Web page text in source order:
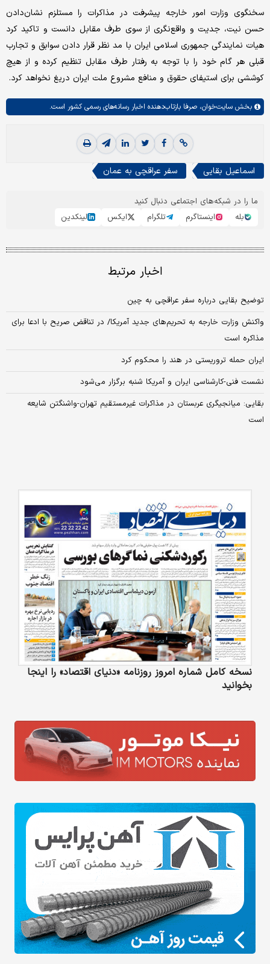
سخنگوی وزارت امور خارجه پیشرفت در مذاکرات را مستلزم نشان‌دادن
حسن نیت، جدیت و واقع‌نگری از سوی طرف مقابل دانست و تاکید کرد
هیات نمایندگی جمهوری اسلامی ایران با مد نظر قرار دادن سوابق و تجارب
قبلی هر گام خود را با توجه به رفتار طرف مقابل تنظیم کرده و از هیچ
کوششی برای استیفای حقوق و منافع مشروع ملت ایران دریغ نخواهد کرد.
بخش سایت‌خوان، صرفا بازتاب‌دهنده اخبار رسانه‌های رسمی کشور است.
اسماعیل بقایی سفر عراقچی به عمان
ما را در شبکه‌های اجتماعی دنبال کنید
بله
اینستاگرم تلگرام ایکس لینکدین
اخبار مرتبط
توضیح بقایی درباره سفر عراقچی به چین
واکنش وزارت خارجه به تحریم‌های جدید آمریکا/ در تناقض صریح با ادعا برای
مذاکره است
ایران حمله تروریستی در هند را محکوم کرد
نشست فنی-کارشناسی ایران و آمریکا شنبه برگزار می‌شود
بقایی: میانجیگری عربستان در مذاکرات غیرمستقیم تهران-واشنگتن شایعه
است
نسخه کامل شماره امروز روزنامه «دنیای‌ اقتصاد» را اینجا
بخوانید